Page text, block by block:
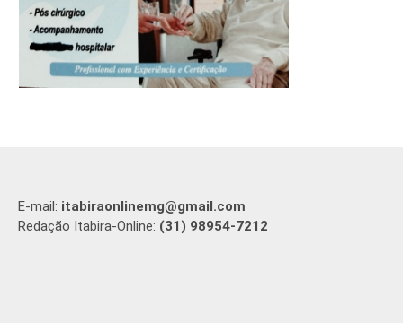
E-mail: itabiraonlinemg@gmail.com
Redação Itabira-Online: (31) 98954-7212